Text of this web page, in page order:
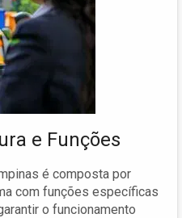
e Funções
é composta por
com funções específicas
o funcionamento